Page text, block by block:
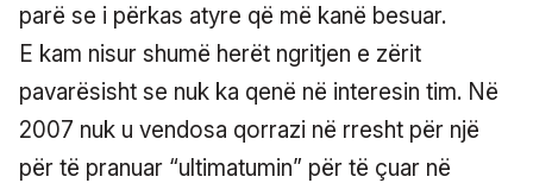
parë se i përkas atyre që më kanë besuar.
E kam nisur shumë herët ngritjen e zërit
pavarësisht se nuk ka qenë në interesin tim. Në
2007 nuk u vendosa qorrazi në rresht për një
për të pranuar “ultimatumin” për të çuar në